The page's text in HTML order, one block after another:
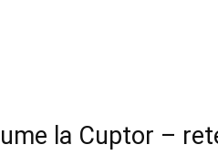
la Cuptor –